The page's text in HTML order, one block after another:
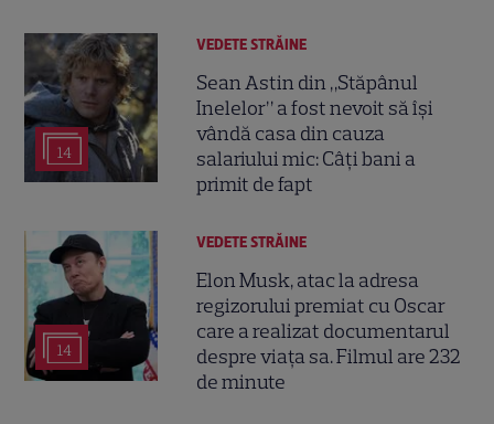
14
VEDETE STRĂINE
Sean Astin din „Stăpânul
Inelelor” a fost nevoit să își
vândă casa din cauza
salariului mic: Câți bani a
primit de fapt
14
VEDETE STRĂINE
Elon Musk, atac la adresa
regizorului premiat cu Oscar
care a realizat documentarul
despre viața sa. Filmul are 232
de minute